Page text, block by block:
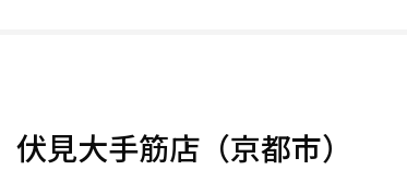
見大手筋店（京都市）